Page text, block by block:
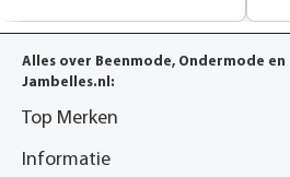
Alles over Beenmode, Ondermode
Jambelles.nl:
Top Merken
Informatie